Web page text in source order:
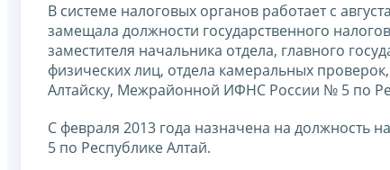
В системе налоговых органов работает с
замещала должности государственного
заместителя начальника отдела, главного
физических лиц, отдела камеральных
Алтайску, Межрайонной ИФНС России № 5 по
С февраля 2013 года назначена на
5 по Республике Алтай.